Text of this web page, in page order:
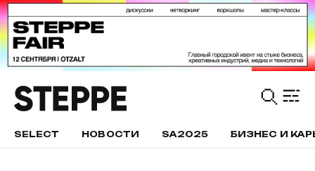
SELECT НОВОСТИ SA2025 БИЗНЕС И